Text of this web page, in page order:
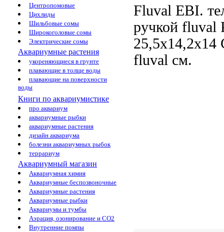
Центропомовые
Цихлиды
Шильбовые сомы
Широкоголовые сомы
Электрические сомы
Аквариумные растения
укореняющиеся в грунте
плавающие в толще воды
плавающие на поверхности
воды
Книги по аквариумистике
про аквариум
аквариумные рыбки
аквариумные растения
дизайн аквариума
болезни аквариумных рыбок
террариум
Аквариумный магазин
Аквариумная химия
Аквариумные беспозвоночные
Аквариумные растения
Аквариумные рыбки
Аквариумы и тумбы
Аэрация, озонирование и CO2
Внутренние помпы
Fluval EBI.
ручкой fluval
25,5х14,2х14
fluval см.